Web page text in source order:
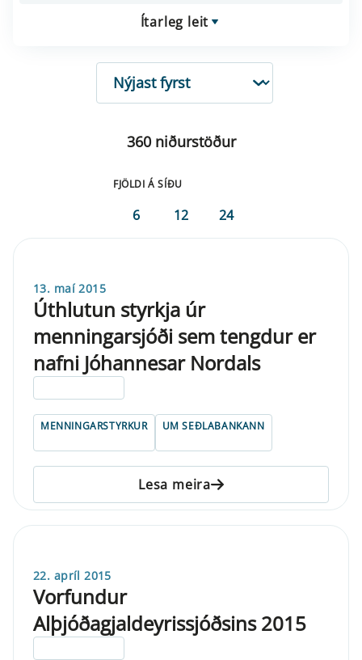
Ítarleg leit
RÖÐUN
360 niðurstöður
FJÖLDI Á SÍÐU
6 12 24
13. maí 2015
Úthlutun styrkja úr
menningarsjóði sem tengdur er
nafni Jóhannesar Nordals
MENNINGARSTYRKUR UM SEÐLABANKANN
Lesa meira
22. apríl 2015
Vorfundur
Alþjóðagjaldeyrissjóðsins 2015